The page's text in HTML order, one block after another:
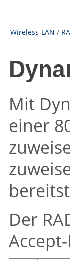
Wireless-LAN /
Mit
einer
Der